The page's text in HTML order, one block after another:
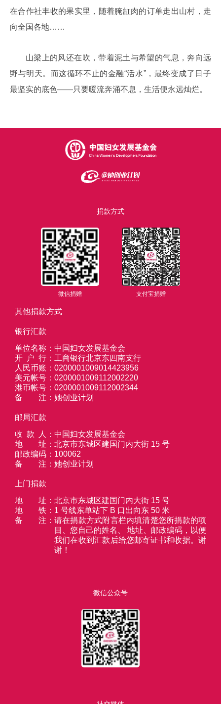
在合作社丰收的果实里，随着腌缸肉的订单走出山村，走
向全国各地……
山梁上的风还在吹，带着泥土与希望的气息，奔向远
野与明天。而这循环不止的金融“活水”，最终变成了日子
最坚实的底色——只要暖流奔涌不息，生活便永远灿烂。
捐款方式
微信捐赠 支付宝捐赠
其他捐款方式
银行汇款
单位名称 ： 中国妇女发展基金会
开户行 ： 工商银行北京东四南支行
人民币账
号
： 0200001009014423956
美元帐号 ： 0200001009112002220
港币帐号 ： 0200001009112002344
备注 ： 她创业计划
邮局汇款
收款人
： 中国妇女发展基金会
地址 ： 北京市东城区建国门内大街 15 号
邮政编码 ： 100062
备注 ： 她创业计划
上门捐款
地址 ： 北京市东城区建国门内大街 15 号
地铁 ： 1 号线东单站下 B 口出向东 50 米
备注 ： 请在捐款方式附言栏内填清楚您所捐款的项
目、您自己的姓名、 地址、邮政编码，以便
我们在收到汇款后给您邮寄证书和收据。谢
谢！
微信公众号